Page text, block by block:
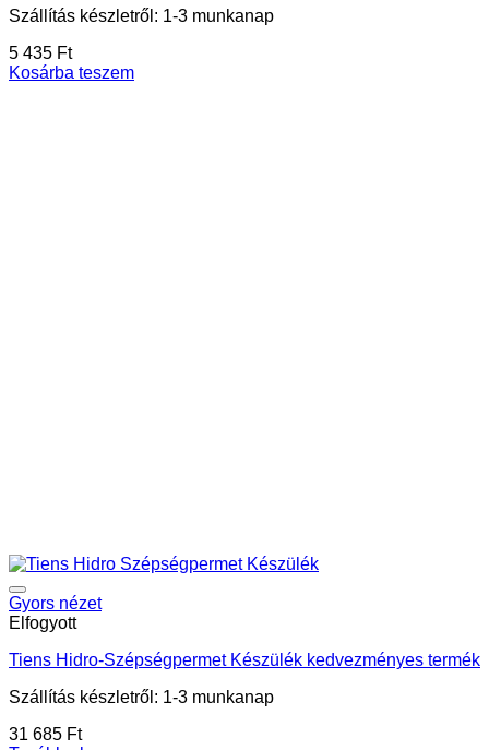
Szállítás készletről: 1-3 munkanap
5 435 Ft
Kosárba teszem
Gyors nézet
Elfogyott
Tiens Hidro-Szépségpermet Készülék kedvezményes termék
Szállítás készletről: 1-3 munkanap
31 685 Ft